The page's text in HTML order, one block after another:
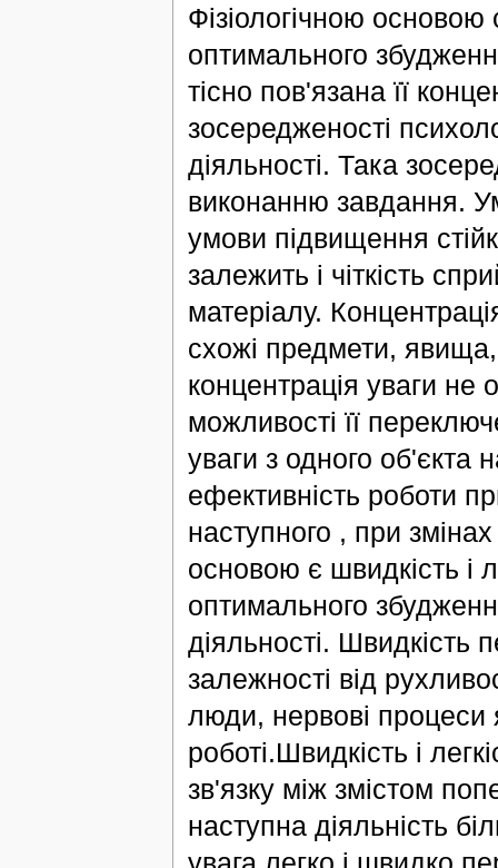
Фізіологічною основою
оптимального
тісно пов'язана її
зосередженості
діяльності. Така
виконанню завдання.
умови підвищення
залежить і чіткість
матеріалу.
схожі предмети, явища,
концентрація уваги не
можливості її
уваги з одного об'єкта
ефективність роботи
наступного , при
основою є швидкість і
оптимального
діяльності. Швидкість
залежності від
люди, нервові процеси
роботі.Швидкість і
зв'язку між змістом
наступна діяльність